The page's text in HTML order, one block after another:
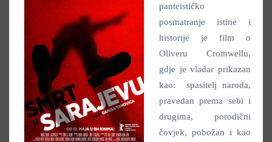
panteističko
posmatranje istine i
historije je film o
Oliveru Cromwellu,
gdje je vladar prikazan
kao: spasitelj naroda,
pravedan prema sebi i
drugima, porodični
čovjek, pobožan i kao